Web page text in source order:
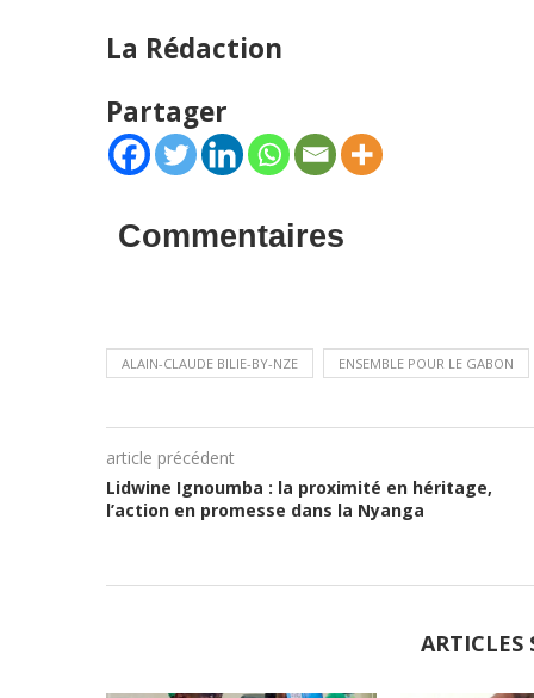
La Rédaction
Partager
Commentaires
ALAIN-CLAUDE BILIE-BY-NZE ENSEMBLE POUR LE GABON
article précédent
Lidwine Ignoumba : la proximité en héritage,
l’action en promesse dans la Nyanga
ARTICLES